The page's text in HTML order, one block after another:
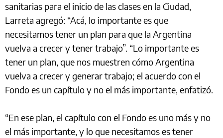
sanitarias para el inicio de las clases en la Ciudad,
Larreta agregó: “Acá, lo importante es que
necesitamos tener un plan para que la Argentina
vuelva a crecer y tener trabajo”. “Lo importante es
tener un plan, que nos muestren cómo Argentina
vuelva a crecer y generar trabajo; el acuerdo con el
Fondo es un capítulo y no el más importante, enfatizó.
“En ese plan, el capítulo con el Fondo es uno más y no
el más importante, y lo que necesitamos es tener